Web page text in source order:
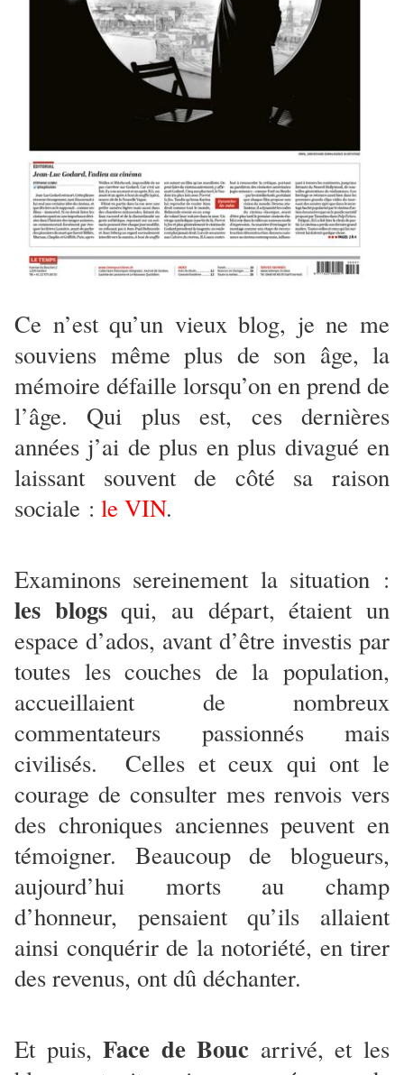
Ce n’est qu’un vieux blog, je ne me
souviens même plus de son âge, la
mémoire défaille lorsqu’on en prend de
l’âge. Qui plus est, ces dernières
années j’ai de plus en plus divagué en
laissant souvent de côté sa raison
sociale : le VIN.
Examinons sereinement la situation :
les blogsqui, au départ, étaient un
espace d’ados, avant d’être investis par
toutes les couches de la population,
accueillaient de nombreux
commentateurs passionnés mais
civilisés. Celles et ceux qui ont le
courage de consulter mes renvois vers
des chroniques anciennes peuvent en
témoigner. Beaucoup de blogueurs,
aujourd’hui morts au champ
d’honneur, pensaient qu’ils allaient
ainsi conquérir de la notoriété, en tirer
des revenus, ont dû déchanter.
Et puis,Face de Bouc arrivé, et les